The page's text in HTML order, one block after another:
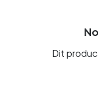
Dit